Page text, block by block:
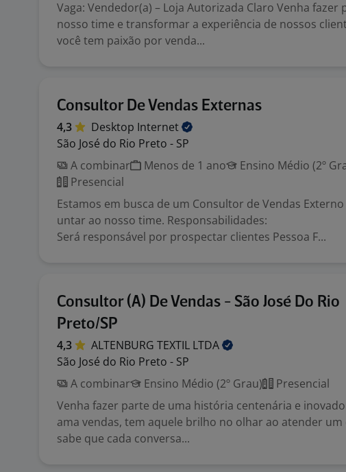
Vaga: Vendedor(a) – Loja Autorizada Claro Venha fazer
nosso time e transformar a experiência de nossos
você tem paixão por venda...
Consultor De Vendas Externas
4,3 Desktop Internet
São José do Rio Preto - SP
A combinar
Menos de 1 ano
Ensino Médio (2º
Presencial
Estamos em busca de um Consultor de Vendas
untar ao nosso time. Responsabilidades:
Será responsável por prospectar clientes Pessoa F...
Consultor (A) De Vendas - São José Do Rio
Preto/SP
4,3 ALTENBURG TEXTIL LTDA
São José do Rio Preto - SP
A combinar
Ensino Médio (2º Grau)
Presencial
Venha fazer parte de uma história centenária e
ama vendas, tem aquele brilho no olhar ao atender um
sabe que cada conversa...